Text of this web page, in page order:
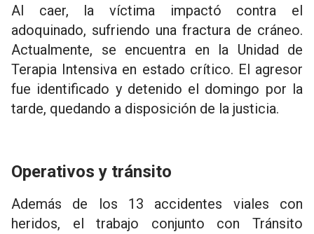
Al caer, la víctima impactó contra el
adoquinado, sufriendo una fractura de cráneo.
Actualmente, se encuentra en la Unidad de
Terapia Intensiva en estado crítico. El agresor
fue identificado y detenido el domingo por la
tarde, quedando a disposición de la justicia.
Operativos y tránsito
Además de los 13 accidentes viales con
heridos, el trabajo conjunto con Tránsito